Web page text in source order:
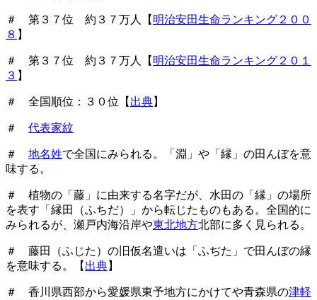
＃ 第３７位 約３７万人【 明治安田生命ランキング２００
８ 】
＃ 第３７位 約３７万人【 明治安田生命ランキング２０１
３ 】
＃ 全国順位：３０位【 出典】
＃ 代表家紋
＃ 地名姓で全国にみられる。「淵」や「縁」の田んぼを意
味する。
＃ 植物の「藤」に由来する名字だが、水田の「縁」の場所
を表す「縁田（ふちだ）」から転じたものもある。全国的に
みられるが、瀬戸内海沿岸や東北地方北部に多く見られる。
＃ 藤田（ふじた）の旧仮名遣いは「ふぢた」で田んぼの縁
を意味する。【 出典】
＃ 香川県西部から愛媛県東予地方にかけてや青森県の津軽